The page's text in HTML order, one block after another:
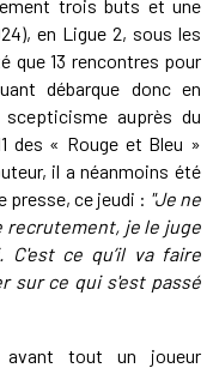
trois buts et une
en Ligue 2, sous les
que 13 rencontres pour
débarque donc en
scepticisme auprès du
des « Rouge et Bleu »
il a néanmoins été
presse, ce jeudi : "Je ne
recrutement, je le juge
ce qu’il va faire
sur ce qui s'est passé
avant tout un joueur